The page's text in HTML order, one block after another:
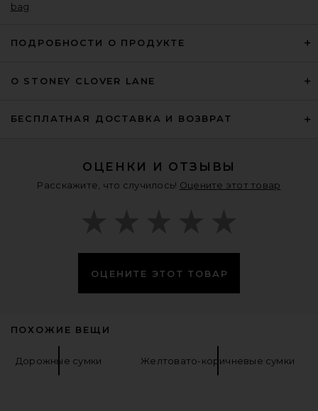
Stoney Clover Lane Leather
Pittsford Pouchette Crossbody
bag
ПОДРОБНОСТИ О ПРОДУКТЕ
О STONEY CLOVER LANE
БЕСПЛАТНАЯ ДОСТАВКА И ВОЗВРАТ
ОЦЕНКИ И ОТЗЫВЫ
Расскажите, что случилось! Оцените этот товар
ОЦЕНИТЕ ЭТОТ ТОВАР
ПОХОЖИЕ ВЕЩИ
Дорожные сумки Желтовато-коричневые сумки